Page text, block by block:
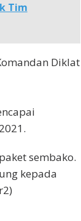
Tim
Diklat
sembako.
kepada